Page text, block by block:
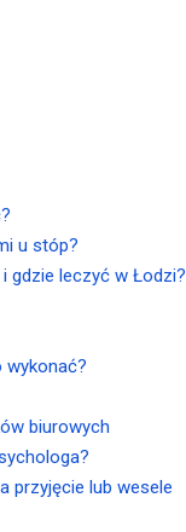
u stóp?
gdzie leczyć w Łodzi?
wykonać?
biurowych
przyjęcie lub wesele